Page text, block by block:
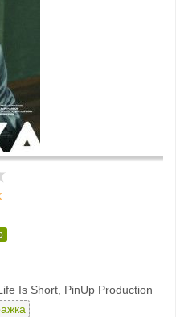
Is Short, PinUp Production